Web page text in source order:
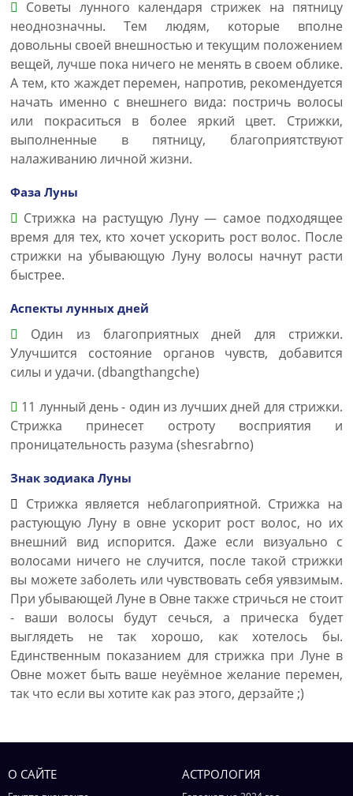
Советы лунного календаря стрижек на пятницу
неоднозначны. Тем людям, которые вполне
довольны своей внешностью и текущим положением
вещей, лучше пока ничего не менять в своем облике.
А тем, кто жаждет перемен, напротив, рекомендуется
начать именно с внешнего вида: постричь волосы
или покраситься в более яркий цвет. Стрижки,
выполненные в пятницу, благоприятствуют
налаживанию личной жизни.
Фаза Луны
Стрижка на растущую Луну — самое подходящее
время для тех, кто хочет ускорить рост волос. После
стрижки на убывающую Луну волосы начнут расти
быстрее.
Аспекты лунных дней
Один из благоприятных дней для стрижки.
Улучшится состояние органов чувств, добавится
силы и удачи. (dbangthangche)
11 лунный день - один из лучших дней для стрижки.
Стрижка принесет остроту восприятия и
проницательность разума (shesrabrno)
Знак зодиака Луны
Стрижка является неблагоприятной. Стрижка на
растующую Луну в овне ускорит рост волос, но их
внешний вид испорится. Даже если визуально с
волосами ничего не случится, после такой стрижки
вы можете заболеть или чувствовать себя уявзимым.
При убывающей Луне в Овне также стричься не стоит
- ваши волосы будут сечься, а прическа будет
выглядеть не так хорошо, как хотелось бы.
Единственным показанием для стрижка при Луне в
Овне может быть ваше неуёмное желание перемен,
так что если вы хотите как раз этого, дерзайте ;)
О САЙТЕ АСТРОЛОГИЯ